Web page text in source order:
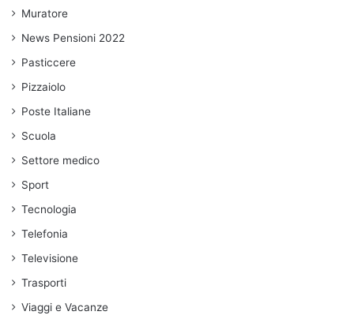
Muratore
News Pensioni 2022
Pasticcere
Pizzaiolo
Poste Italiane
Scuola
Settore medico
Sport
Tecnologia
Telefonia
Televisione
Trasporti
Viaggi e Vacanze